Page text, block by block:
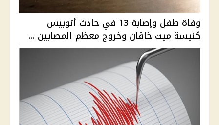
وفاة طفل وإصابة 13 في حادث أتوبيس
كنيسة ميت خاقان وخروج معظم المصابين ...